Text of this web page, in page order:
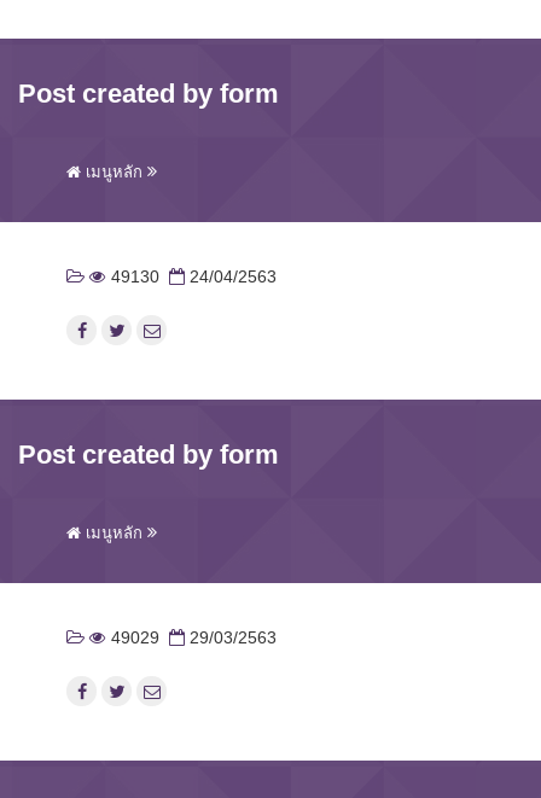
Post created by form
เมนูหลัก
49130 24/04/2563
Post created by form
เมนูหลัก
49029 29/03/2563